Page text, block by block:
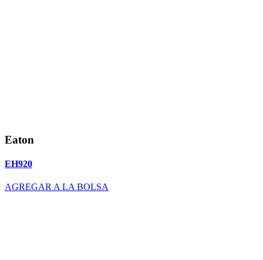
Eaton
EH920
AGREGAR A LA BOLSA